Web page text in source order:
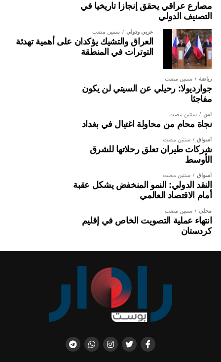
مصارع عراقي يحقق إنجازا تاريخيا في
التصنيف الدولي
عربي ودولي سنتين مضت
العراق والتشيك يؤكدان على أهمية تهدئة
التوترات في المنطقة
رياضة سنتين مضت
جوارديولا: رحيلي عن السيتي لن يكون
مفاجئا
أمن سنتين مضت
نجاة محامٍ من محاولة اغتيال في بغداد
أسواق سنتين مضت
شركات طيران تعلق رحلاتها للشرق
الأوسط
أسواق سنتين مضت
النقد الدولي: النمو المنخفض يشكل عقبة
أمام الاقتصاد العالمي
محلي سنتين مضت
انتهاء عملية التصويت الخاص في إقليم
كردستان